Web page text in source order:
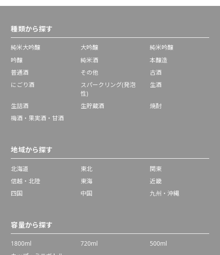
種類から探す
純米大吟醸 大吟醸
純米吟醸
吟醸
純米酒
本醸造
普通酒
その他
古酒
にごり酒
スパークリング(発泡
性)
生酒
生詰酒 生貯蔵酒
焼酎
梅酒・果実酒・甘酒
地域から探す
北海道 東北
関東
信越・北陸
東海
近畿
四国
中国 九州・沖縄
容量から探す
1800ml 720ml
500ml